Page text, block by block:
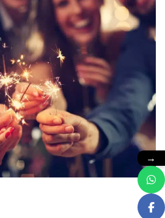
→